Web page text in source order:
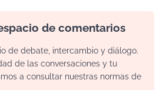
de comentarios
de debate, intercambio y diálogo.
de las conversaciones y tu
a consultar nuestras normas de